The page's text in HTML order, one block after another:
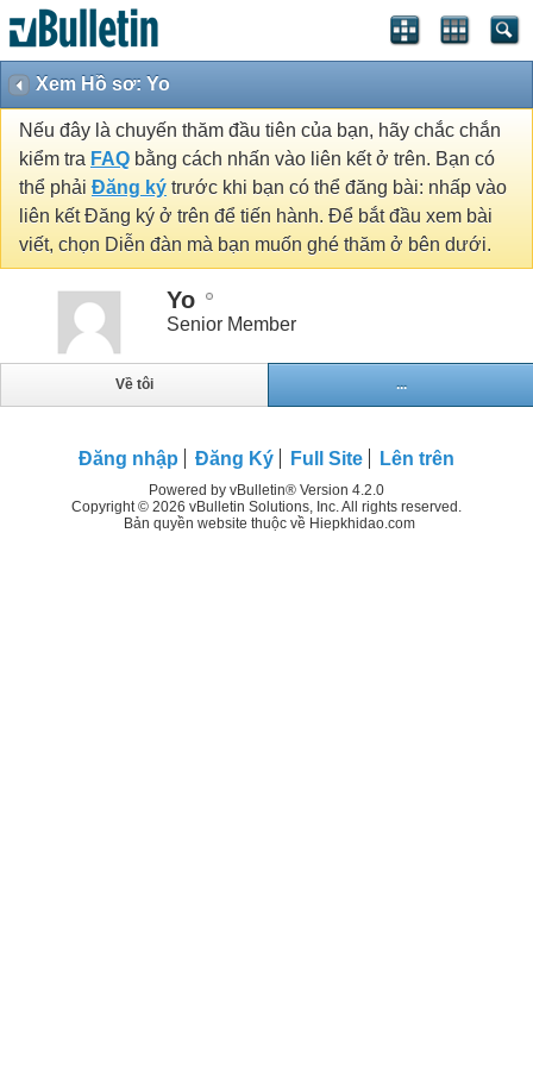
Xem Hồ sơ: Yo
Nếu đây là chuyến thăm đầu tiên của bạn, hãy chắc chắn
kiểm tra FAQ bằng cách nhấn vào liên kết ở trên. Bạn có
thể phải Đăng ký trước khi bạn có thể đăng bài: nhấp vào
liên kết Đăng ký ở trên để tiến hành. Để bắt đầu xem bài
viết, chọn Diễn đàn mà bạn muốn ghé thăm ở bên dưới.
Yo
Senior Member
Về tôi ...
Đăng nhập Đăng Ký Full Site Lên trên
Powered by vBulletin® Version 4.2.0
Copyright © 2026 vBulletin Solutions, Inc. All rights reserved.
Bản quyền website thuộc về Hiepkhidao.com